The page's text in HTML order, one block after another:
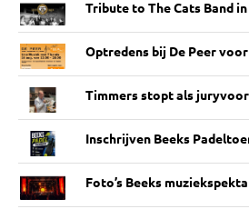
Tribute to The Cats Band
Optredens bij De Peer
Timmers stopt als
Inschrijven Beeks
Foto’s Beeks